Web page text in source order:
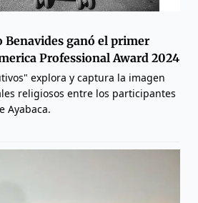
Benavides ganó el primer
Professional Award 2024
explora y captura la imagen
religiosos entre los participantes
Ayabaca.